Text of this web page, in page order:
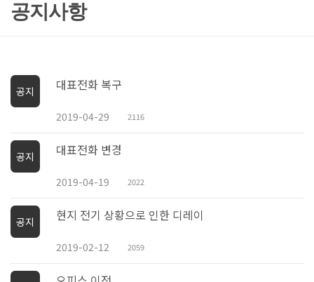
공지사항
공지 대표전화 복구
2019-04-29 2116
공지 대표전화 변경
2019-04-19 2022
공지 현지 전기 상황으로 인한 디레이
2019-02-12 2059